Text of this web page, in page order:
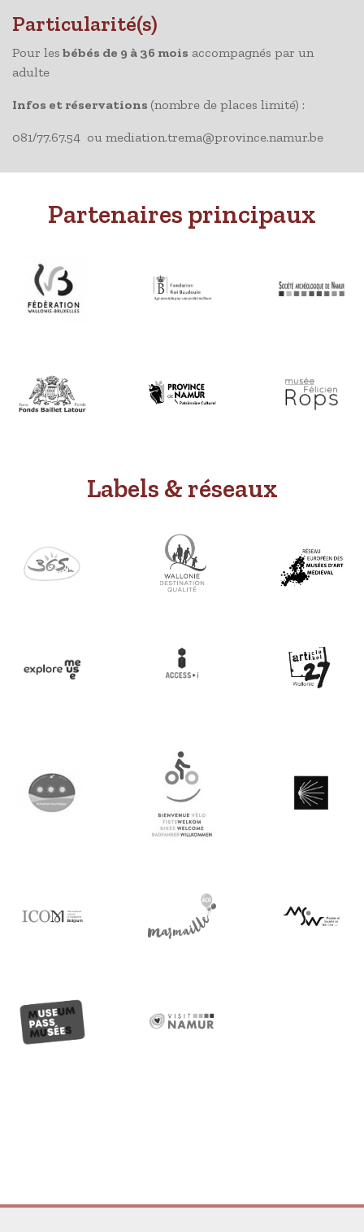
Particularité(s)
Pour les bébés de 9 à 36 mois accompagnés par un
adulte
Infos et réservations (nombre de places limité) :
081/77.67.54 ou mediation.trema@province.namur.be
Partenaires principaux
Labels & réseaux